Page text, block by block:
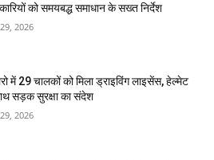
को समयबद्ध समाधान के सख्त निर्देश
2026
में 29 चालकों को मिला ड्राइविंग लाइसेंस, हेल्मेट
सड़क सुरक्षा का संदेश
2026